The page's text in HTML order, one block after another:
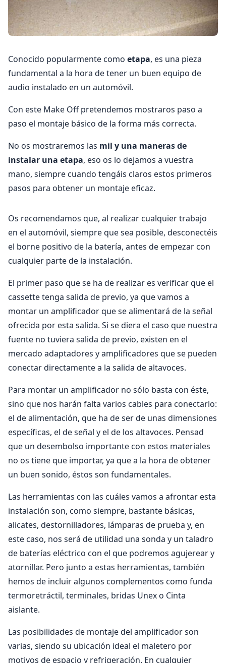
Conocido popularmente como etapa, es una pieza
fundamental a la hora de tener un buen equipo de
audio instalado en un automóvil.
Con este Make Off pretendemos mostraros paso a
paso el montaje básico de la forma más correcta.
No os mostraremos las mil y una maneras de
instalar una etapa, eso os lo dejamos a vuestra
mano, siempre cuando tengáis claros estos primeros
pasos para obtener un montaje eficaz.
Os recomendamos que, al realizar cualquier trabajo
en el automóvil, siempre que sea posible, desconectéis
el borne positivo de la batería, antes de empezar con
cualquier parte de la instalación.
El primer paso que se ha de realizar es verificar que el
cassette tenga salida de previo, ya que vamos a
montar un amplificador que se alimentará de la señal
ofrecida por esta salida. Si se diera el caso que nuestra
fuente no tuviera salida de previo, existen en el
mercado adaptadores y amplificadores que se pueden
conectar directamente a la salida de altavoces.
Para montar un amplificador no sólo basta con éste,
sino que nos harán falta varios cables para conectarlo:
el de alimentación, que ha de ser de unas dimensiones
específicas, el de señal y el de los altavoces. Pensad
que un desembolso importante con estos materiales
no os tiene que importar, ya que a la hora de obtener
un buen sonido, éstos son fundamentales.
Las herramientas con las cuáles vamos a afrontar esta
instalación son, como siempre, bastante básicas,
alicates, destornilladores, lámparas de prueba y, en
este caso, nos será de utilidad una sonda y un taladro
de baterías eléctrico con el que podremos agujerear y
atornillar. Pero junto a estas herramientas, también
hemos de incluir algunos complementos como funda
termoretráctil, terminales, bridas Unex o Cinta
aislante.
Las posibilidades de montaje del amplificador son
varias, siendo su ubicación ideal el maletero por
motivos de espacio y refrigeración. En cualquier